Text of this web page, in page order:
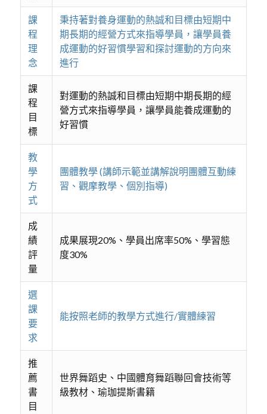
課
程
理
念
秉持著對養身運動的熱誠和目標由短期中
期長期的經營方式來指導學員，讓學員養
成運動的好習慣學習和探討運動的方向來
進行
課
程
目
標
對運動的熱誠和目標由短期中期長期的經
營方式來指導學員，讓學員能養成運動的
好習慣
教
學
方
式
團體教學 (講師示範並講解說明團體互動練
習、觀摩教學、個別指導)
成
績
評
量
成果展現20%、學員出席率50%、學習態
度30%
選
課
要
求
能按照老師的教學方式進行/實體練習
推
薦
書
目
世界舞蹈史、中國體育舞蹈聯回會技術等
級教材、瑜珈提斯書籍